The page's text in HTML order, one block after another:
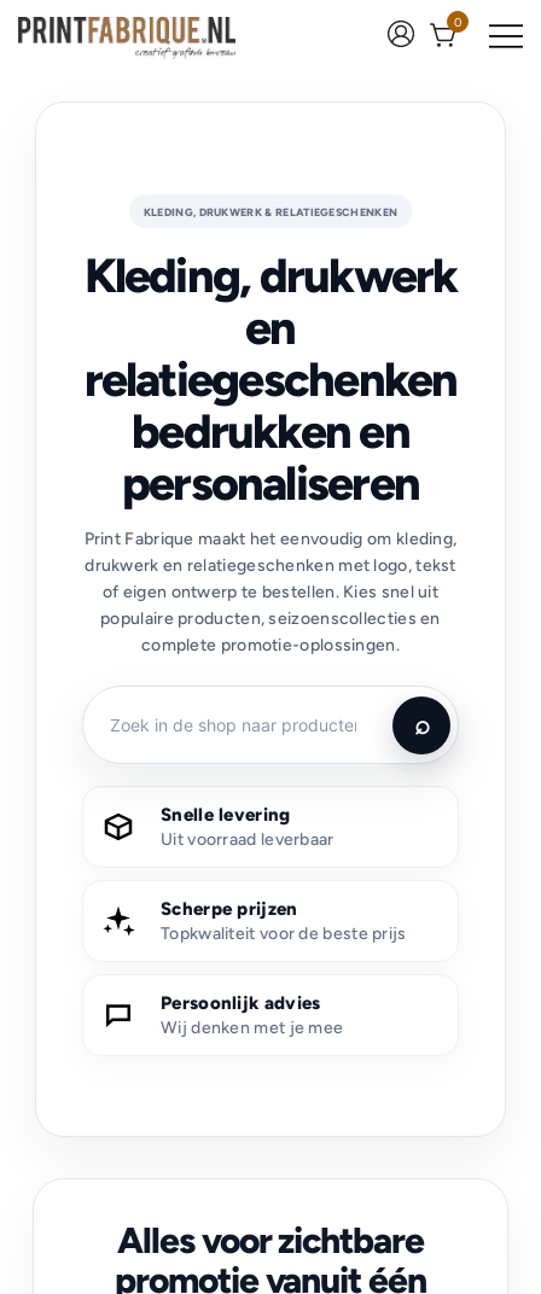
0
KLEDING, DRUKWERK & RELATIEGESCHENKEN
Kleding, drukwerk
en
relatiegeschenken
bedrukken en
personaliseren
Print Fabrique maakt het eenvoudig om kleding,
drukwerk en relatiegeschenken met logo, tekst
of eigen ontwerp te bestellen. Kies snel uit
populaire producten, seizoenscollecties en
complete promotie-oplossingen.
Snelle levering
Uit voorraad leverbaar
Scherpe prijzen
Topkwaliteit voor de beste prijs
Persoonlijk advies
Wij denken met je mee
Alles voor zichtbare
promotie vanuit één